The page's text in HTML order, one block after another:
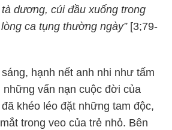
dương, cúi đầu xuống trong
ca tụng thường ngày”[3;79-
hạnh nết anh nhi như tấm
vấn nạn cuộc đời của
khéo léo đặt những tam độc,
trong veo của trẻ nhỏ. Bên